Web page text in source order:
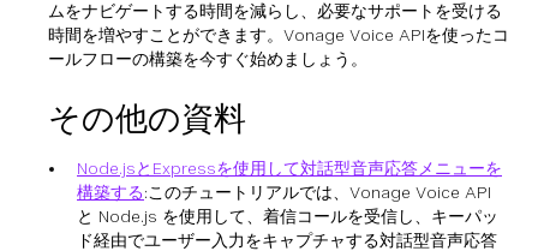
ムをナビゲートする時間を減らし、必要なサポートを受ける
時間を増やすことができます。Vonage Voice APIを使ったコ
ールフローの構築を今すぐ始めましょう。
その他の資料
Node.jsとExpressを使用して対話型音声応答メニューを
構築する:このチュートリアルでは、Vonage Voice API
と Node.js を使用して、着信コールを受信し、キーパッ
ド経由でユーザー入力をキャプチャする対話型音声応答